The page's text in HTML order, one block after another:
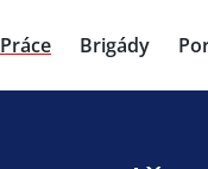
Práce Brigády